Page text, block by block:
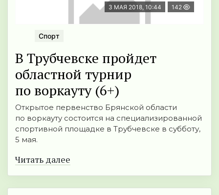
3 МАЯ 2018, 10:44 142
Спорт
В Трубчевске пройдет
областной турнир
по воркауту (6+)
Открытое первенство Брянской области
по воркауту состоится на специализированной
спортивной площадке в Трубчевске в субботу,
5 мая.
Читать далее